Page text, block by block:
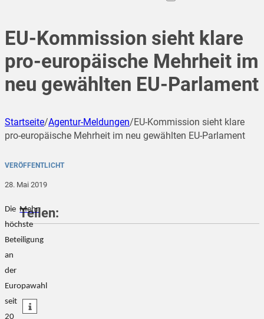
EU-Kommission sieht klare
pro-europäische Mehrheit im
neu gewählten EU-Parlament
Startseite/Agentur-Meldungen/EU-Kommission sieht klare
pro-europäische Mehrheit im neu gewählten EU-Parlament
VERÖFFENTLICHT
28. Mai 2019
Die
höchste
Beteiligung
an
der
Europawahl
seit
20
Mehr
Teilen:
teilen
teilen